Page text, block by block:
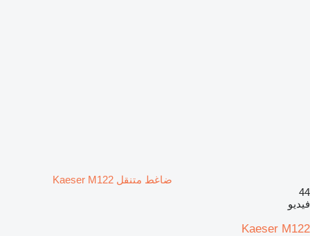
ضاغط متنقل Kaeser M122
44
فيديو
Kaeser M122